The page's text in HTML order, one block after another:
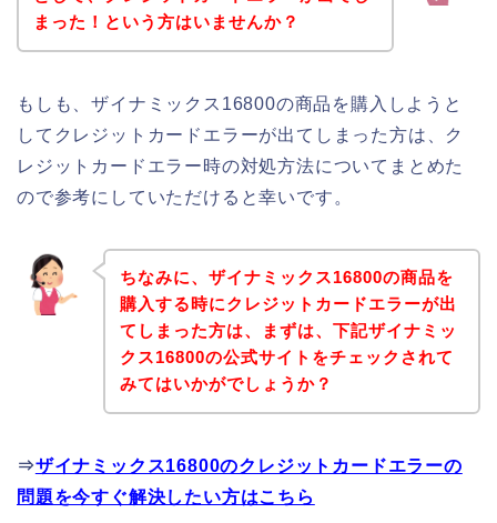
まった！という方はいませんか？
もしも、ザイナミックス16800の商品を購入しようと
してクレジットカードエラーが出てしまった方は、ク
レジットカードエラー時の対処方法についてまとめた
ので参考にしていただけると幸いです。
ちなみに、ザイナミックス16800の商品を
購入する時にクレジットカードエラーが出
てしまった方は、まずは、下記ザイナミッ
クス16800の公式サイトをチェックされて
みてはいかがでしょうか？
⇒ザイナミックス16800のクレジットカードエラーの
問題を今すぐ解決したい方はこちら